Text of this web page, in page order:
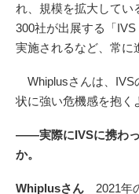
れ、規模を拡大してい
300社が出展する「
実施されるなど、常に
Whiplusさんは、IVS
状に強い危機感を抱く
――実際にIVSに携わっ
か。
Whiplusさん 2021年